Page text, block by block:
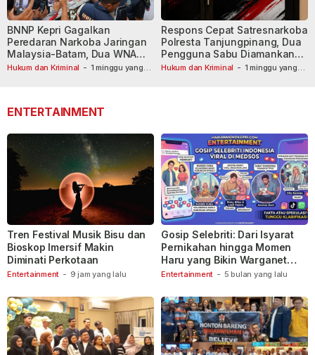
Hukum dan Kriminal - 1 minggu yang
BNNP Kepri Gagalkan
Peredaran Narkoba Jaringan
Malaysia-Batam, Dua WNA
Masih Diburu
Hukum dan Kriminal - 1 minggu yang
Respons Cepat Satresnarkoba
Polresta Tanjungpinang, Dua
Pengguna Sabu Diamankan
Usai Dilaporkan ke Call Center
ENTERTAINMENT
Entertainment - 9 jam yang lalu
Tren Festival Musik Bisu dan
Bioskop Imersif Makin
Diminati Perkotaan
Entertainment - 5 bulan yang lalu
Gosip Selebriti: Dari Isyarat
Pernikahan hingga Momen
Haru yang Bikin Warganet
Berspekulasi